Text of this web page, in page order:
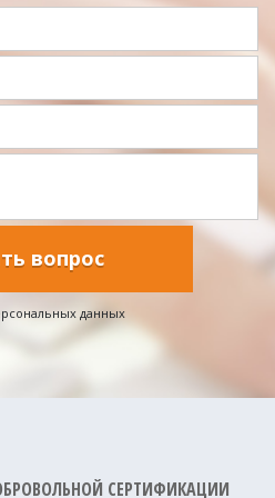
вопрос
данных
СЕРТИФИКАЦИИ